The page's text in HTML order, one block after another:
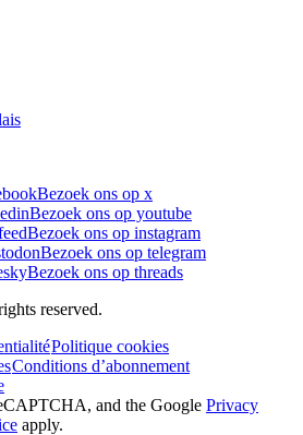
Bezoek ons op x
Bezoek ons op youtube
Bezoek ons op instagram
Bezoek ons op telegram
Bezoek ons op threads
reserved.
Politique cookies
Conditions d’abonnement
and the Google Privacy
apply.